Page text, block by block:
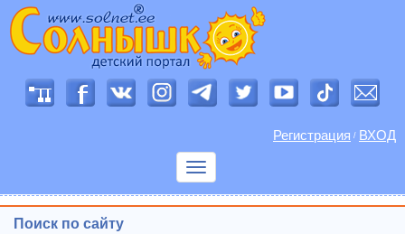
Регистрация / ВХОД
Показать
Поиск по сайту